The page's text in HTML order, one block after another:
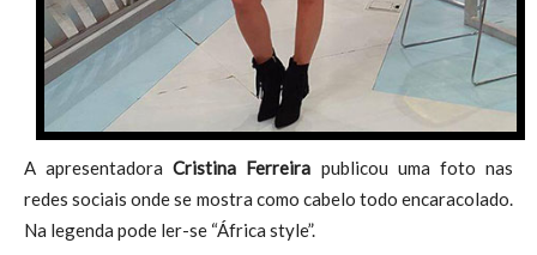
A apresentadoraCristina Ferreira publicou uma foto nas
redes sociais onde se mostra como cabelo todo encaracolado.
Na legenda pode ler-se “África style”.